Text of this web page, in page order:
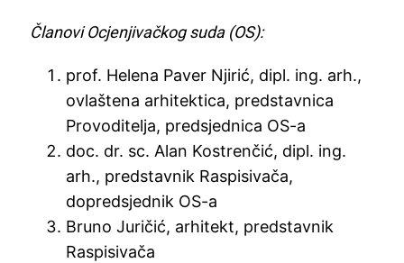
Članovi Ocjenjivačkog suda (OS):
prof. Helena Paver Njirić, dipl. ing. arh.,
ovlaštena arhitektica, predstavnica
Provoditelja, predsjednica OS-a
doc. dr. sc. Alan Kostrenčić, dipl. ing.
arh., predstavnik Raspisivača,
dopredsjednik OS-a
Bruno Juričić, arhitekt, predstavnik
Raspisivača